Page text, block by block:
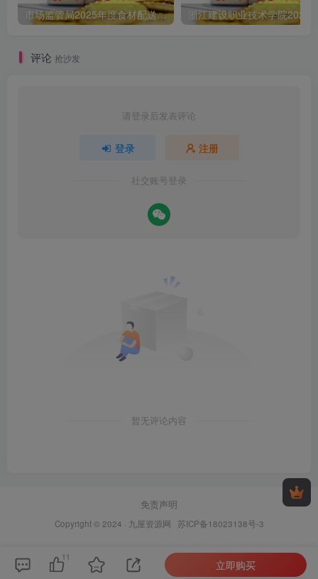
市场监管局2025年度食材配送采购公告
评论 抢沙发
请登录后发表评论
登录 注册
社交账号登录
暂无评论内容
免责声明
Copyright © 2024 · 九屋资源网 苏ICP备18023138号-3
11
立即购买